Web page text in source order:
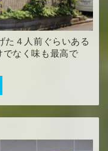
た４人前ぐらいある
でなく味も最高で